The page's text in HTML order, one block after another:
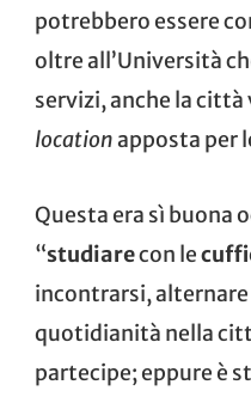
potrebbero essere
oltre all’Università
servizi, anche la
locationapposta per
Questa era sì buona
“studiarecon le
incontrarsi, alternare
quotidianità nella
partecipe; eppure è